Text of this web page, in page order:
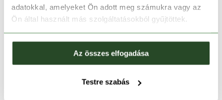
adatokkal, amelyeket Ön adott meg számukra vagy az
Ön által használt más szolgáltatásokból gyűjtöttek.
Az összes elfogadása
Testre szabás
HASONLÓ TERMÉKEK